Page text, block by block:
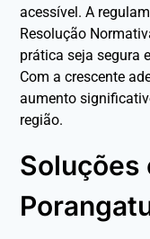
acessível. A
Resolução
prática seja segura
Com a crescente
aumento
região.
Soluções